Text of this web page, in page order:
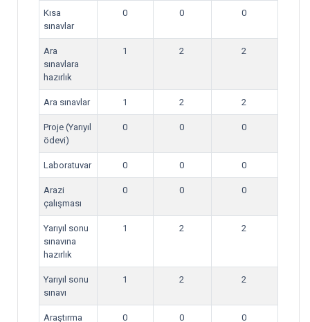
Kısa
sınavlar
0 0 0
Ara
sınavlara
hazırlık
1 2 2
Ara sınavlar 1 2 2
Proje (Yarıyıl
ödevi)
0 0 0
Laboratuvar 0 0 0
Arazi
çalışması
0 0 0
Yarıyıl sonu
sınavına
hazırlık
1 2 2
Yarıyıl sonu
sınavı
1 2 2
Araştırma 0 0 0